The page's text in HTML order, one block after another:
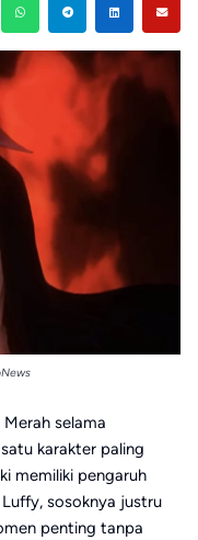
selama
karakter paling
memiliki pengaruh
sosoknya justru
penting tanpa